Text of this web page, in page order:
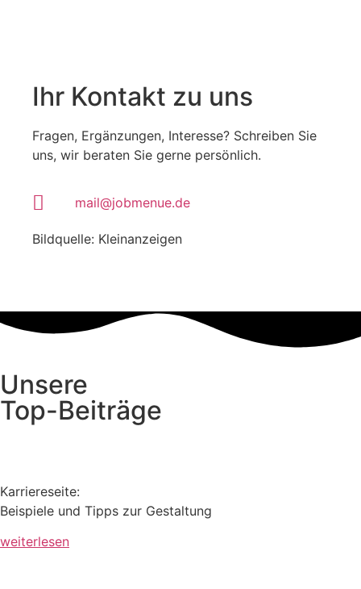
Ihr Kontakt zu uns
Fragen, Ergänzungen, Interesse? Schreiben Sie
uns, wir beraten Sie gerne persönlich.
mail@jobmenue.de
Bildquelle: Kleinanzeigen
Unsere
Top-Beiträge
Karriereseite:
Beispiele und Tipps zur Gestaltung ​
weiterlesen